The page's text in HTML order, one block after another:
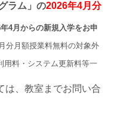
ラム」の2026年4月分
4月からの新規入学をお申
分月額授業料無料の対象外
料・システム更新料等一
は、教室までお問い合